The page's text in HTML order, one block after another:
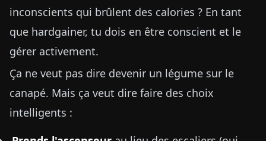
inconscients qui brûlent des calories ? En tant
que hardgainer, tu dois en être conscient et le
gérer activement.
Ça ne veut pas dire devenir un légume sur le
canapé. Mais ça veut dire faire des choix
intelligents :